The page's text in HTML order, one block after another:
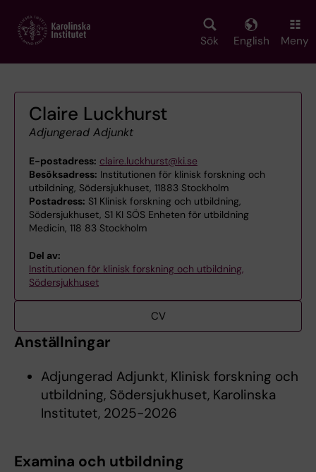
main
Sök English Meny
Claire Luckhurst
Adjungerad Adjunkt
E-postadress: claire.luckhurst@ki.se
Besöksadress: Institutionen för klinisk forskning och
utbildning, Södersjukhuset, 11883 Stockholm
Postadress: S1 Klinisk forskning och utbildning,
Södersjukhuset, S1 KI SÖS Enheten för utbildning
Medicin, 118 83 Stockholm
Del av:
Institutionen för klinisk forskning och utbildning,
Södersjukhuset
CV
Anställningar
Adjungerad Adjunkt, Klinisk forskning och
utbildning, Södersjukhuset, Karolinska
Institutet, 2025-2026
Examina och utbildning